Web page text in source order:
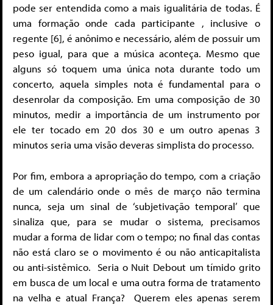
pode ser entendida como a mais igualitária de todas. É
uma formação onde cada participante , inclusive o
regente [6], é anônimo e necessário, além de possuir um
peso igual, para que a música aconteça. Mesmo que
alguns só toquem uma única nota durante todo um
concerto, aquela simples nota é fundamental para o
desenrolar da composição. Em uma composição de 30
minutos, medir a importância de um instrumento por
ele ter tocado em 20 dos 30 e um outro apenas 3
minutos seria uma visão deveras simplista do processo.
Por fim, embora a apropriação do tempo, com a criação
de um calendário onde o mês de março não termina
nunca, seja um sinal de ‘subjetivação temporal’ que
sinaliza que, para se mudar o sistema, precisamos
mudar a forma de lidar com o tempo; no final das contas
não está claro se o movimento é ou não anticapitalista
ou anti-sistêmico. Seria o Nuit Debout um tímido grito
em busca de um local e uma outra forma de tratamento
na velha e atual França? Querem eles apenas serem